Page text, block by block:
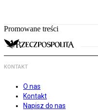
Promowane treści
KONTAKT
O nas
Kontakt
Napisz do nas